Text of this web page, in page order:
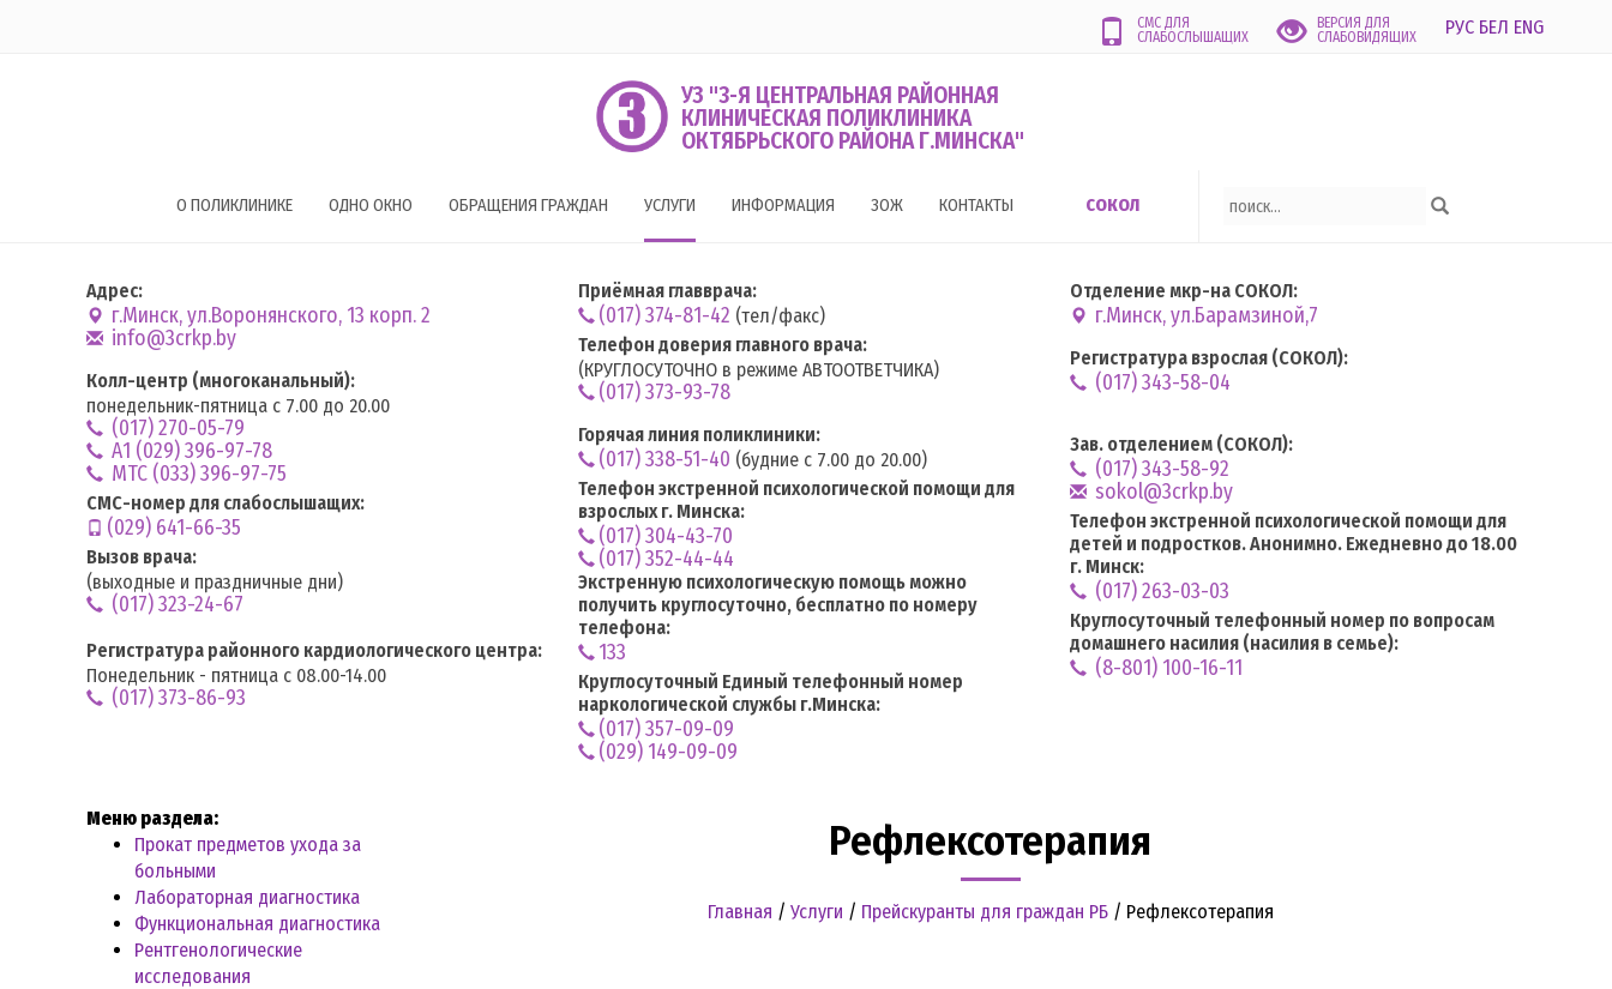
СМС ДЛЯ
СЛАБОСЛЫШАЩИХ
ВЕРСИЯ ДЛЯ
СЛАБОВИДЯЩИХ
РУС БЕЛ ENG
УЗ "3-Я ЦЕНТРАЛЬНАЯ РАЙОННАЯ
КЛИНИЧЕСКАЯ ПОЛИКЛИНИКА
ОКТЯБРЬСКОГО РАЙОНА Г.МИНСКА"
О ПОЛИКЛИНИКЕ ОДНО ОКНО ОБРАЩЕНИЯ ГРАЖДАН УСЛУГИ ИНФОРМАЦИЯ ЗОЖ КОНТАКТЫ СОКОЛ
Адрес:
г.Минск, ул.Воронянского, 13 корп. 2
info@3crkp.by
Колл-центр (многоканальный):
понедельник-пятница с 7.00 до 20.00
(017) 270-05-79
А1 (029) 396-97-78
MTC (033) 396-97-75
СМС-номер для слабослышащих:
(029) 641-66-35
Вызов врача:
(выходные и праздничные дни)
(017) 323-24-67
Регистратура районного кардиологического центра:
Понедельник - пятница с 08.00-14.00
(017) 373-86-93
Приёмная главврача:
(017) 374-81-42 (тел/факс)
Телефон доверия главного врача:
(КРУГЛОСУТОЧНО в режиме АВТООТВЕТЧИКА)
(017) 373-93-78
Горячая линия поликлиники:
(017) 338-51-40 (будние с 7.00 до 20.00)
Телефон экстренной психологической помощи для
взрослых г. Минска:
(017) 304-43-70
(017) 352-44-44
Экстренную психологическую помощь можно
получить круглосуточно, бесплатно по номеру
телефона:
133
Круглосуточный Единый телефонный номер
наркологической службы г.Минска:
(017) 357-09-09
(029) 149-09-09
Отделение мкр-на СОКОЛ:
г.Минск, ул.Барамзиной,7
Регистратура взрослая (СОКОЛ):
(017) 343-58-04
Зав. отделением (СОКОЛ):
(017) 343-58-92
sokol@3crkp.by
Телефон экстренной психологической помощи для
детей и подростков. Анонимно. Ежедневно до 18.00
г. Минск:
(017) 263-03-03
Круглосуточный телефонный номер по вопросам
домашнего насилия (насилия в семье):
(8-801) 100-16-11
Рефлексотерапия
Главная / Услуги / Прейскуранты для граждан РБ/ Рефлексотерапия
Меню раздела:
Прокат предметов ухода за
больными
Лабораторная диагностика
Функциональная диагностика
Рентгенологические
исследования